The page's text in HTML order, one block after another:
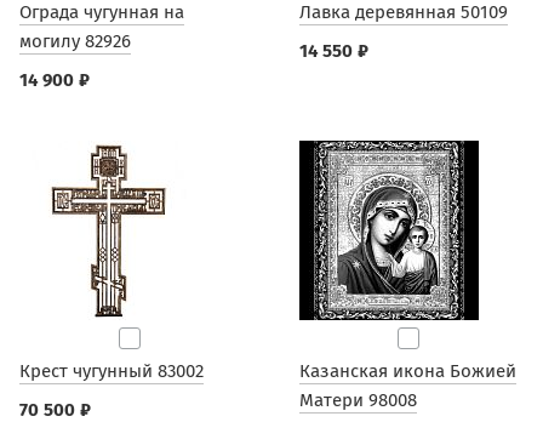
Ограда чугунная на
могилу 82926
14 900 ₽
Лавка деревянная 50109
14 550 ₽
Крест чугунный 83002
70 500 ₽
Казанская икона Божией
Матери 98008